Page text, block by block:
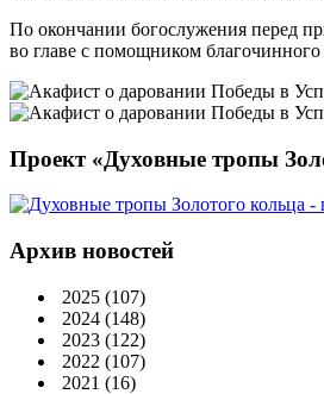
По окончании богослужения перед
во главе с помощником
Проект «Духовные тропы
Архив новостей
2025 (107)
2024 (148)
2023 (122)
2022 (107)
2021 (16)